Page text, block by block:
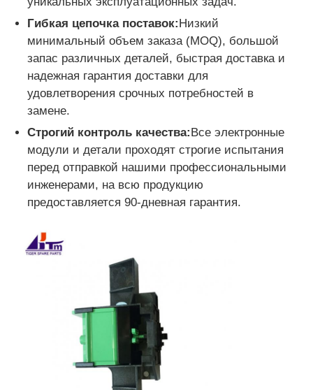
Запасные части для банкоматов
Переработчик монет
Гибкая цепочка поставок: Низкий
минимальный объем заказа (MOQ), большой
запас различных деталей, быстрая доставка и
надежная гарантия доставки для
удовлетворения срочных потребностей в
замене.
Строгий контроль качества: Все электронные
модули и детали проходят строгие испытания
перед отправкой нашими профессиональными
инженерами, на всю продукцию
предоставляется 90-дневная гарантия.